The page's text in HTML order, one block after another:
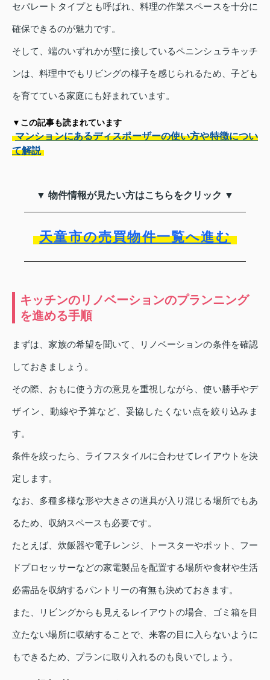
セパレートタイプとも呼ばれ、料理の作業スペースを十分に
確保できるのが魅力です。
そして、端のいずれかが壁に接しているペニンシュラキッチ
ンは、料理中でもリビングの様子を感じられるため、子ども
を育てている家庭にも好まれています。
▼この記事も読まれています
マンションにあるディスポーザーの使い方や特徴につい
て解説
▼ 物件情報が見たい方はこちらをクリック ▼
天童市の売買物件一覧へ進む
キッチンのリノベーションのプランニング
を進める手順
まずは、家族の希望を聞いて、リノベーションの条件を確認
しておきましょう。
その際、おもに使う方の意見を重視しながら、使い勝手やデ
ザイン、動線や予算など、妥協したくない点を絞り込みま
す。
条件を絞ったら、ライフスタイルに合わせてレイアウトを決
定します。
なお、多種多様な形や大きさの道具が入り混じる場所でもあ
るため、収納スペースも必要です。
たとえば、炊飯器や電子レンジ、トースターやポット、フー
ドプロセッサーなどの家電製品を配置する場所や食材や生活
必需品を収納するパントリーの有無も決めておきます。
また、リビングからも見えるレイアウトの場合、ゴミ箱を目
立たない場所に収納することで、来客の目に入らないように
もできるため、プランに取り入れるのも良いでしょう。